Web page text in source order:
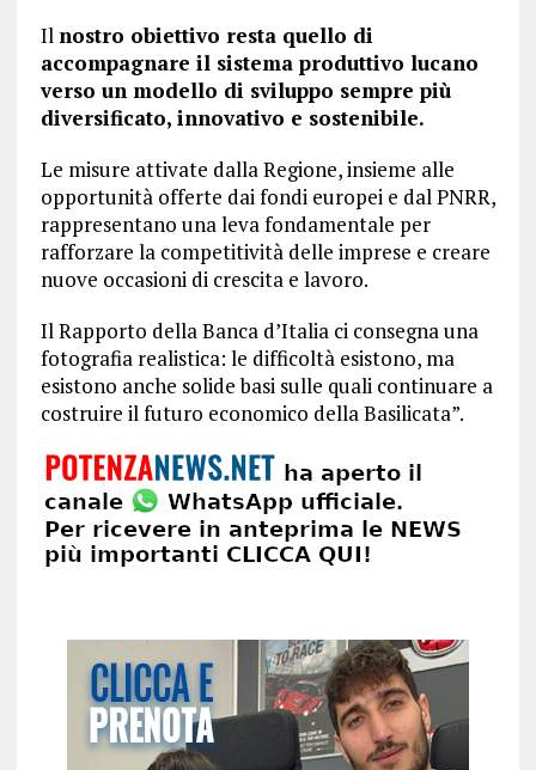
Il nostro obiettivo resta quello di
accompagnare il sistema produttivo lucano
verso un modello di sviluppo sempre più
diversificato, innovativo e sostenibile.
Le misure attivate dalla Regione, insieme alle
opportunità offerte dai fondi europei e dal PNRR,
rappresentano una leva fondamentale per
rafforzare la competitività delle imprese e creare
nuove occasioni di crescita e lavoro.
Il Rapporto della Banca d’Italia ci consegna una
fotografia realistica: le difficoltà esistono, ma
esistono anche solide basi sulle quali continuare a
costruire il futuro economico della Basilicata”.